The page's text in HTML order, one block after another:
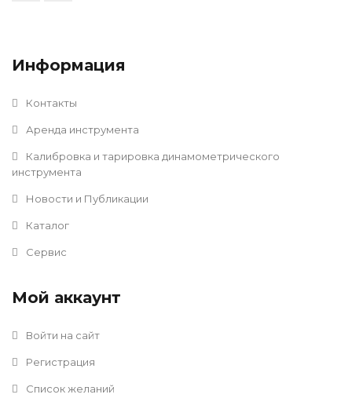
Информация
Контакты
Аренда инструмента
Калибровка и тарировка динамометрического
инструмента
Новости и Публикации
Каталог
Сервис
Мой аккаунт
Войти на сайт
Регистрация
Список желаний